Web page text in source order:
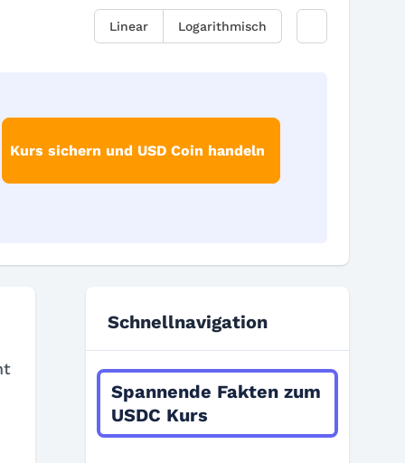
Linear Logarithmisch
Kurs sichern und USD Coin handeln
Schnellnavigation
Spannende Fakten zum
USDC Kurs